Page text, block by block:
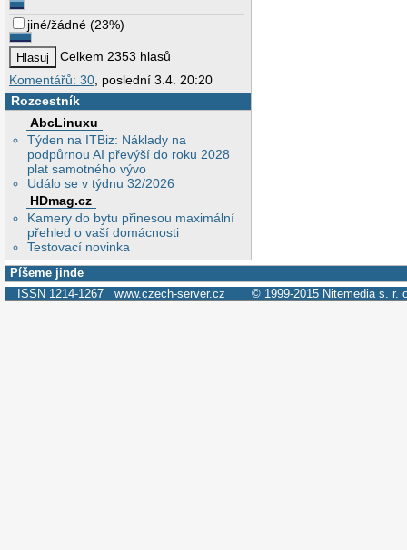
jiné/žádné (23%)
Celkem 2353 hlasů
Komentářů: 30 , poslední 3.4. 20:20
Rozcestník
AbcLinuxu
Týden na ITBiz: Náklady na
podpůrnou AI převýší do roku 2028
plat samotného vývo
Událo se v týdnu 32/2026
HDmag.cz
Kamery do bytu přinesou maximální
přehled o vaší domácnosti
Testovací novinka
Píšeme jinde
ISSN 1214-1267 www.czech-server.cz © 1999-2015 Nitemedia s. r.